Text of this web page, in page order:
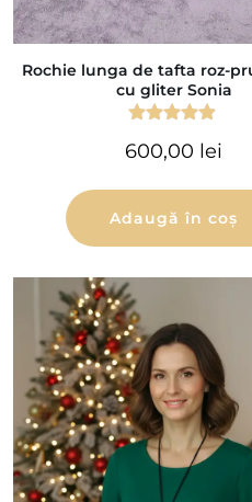
Rochie lunga de tafta roz-
cu gliter Sonia
4.75
600,00 lei
Adaugă în coș